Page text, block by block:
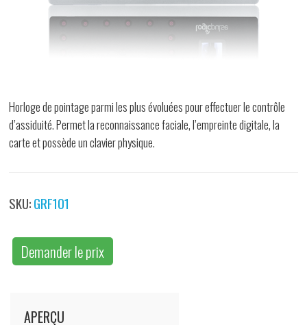
Horloge de pointage parmi les plus évoluées pour effectuer le contrôle
d’assiduité. Permet la reconnaissance faciale, l’empreinte digitale, la
carte et possède un clavier physique.
SKU:GRF101
Demander le prix
APERÇU